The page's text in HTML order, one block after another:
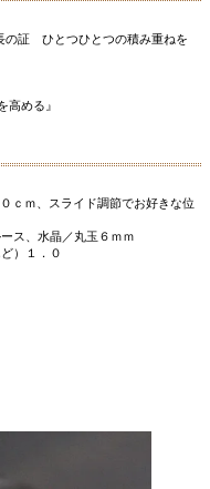
の証 ひとつひとつの積み重ねを
める』
、スライド調節でお好きな位
ス、水晶／丸玉６ｍｍ
）１．０